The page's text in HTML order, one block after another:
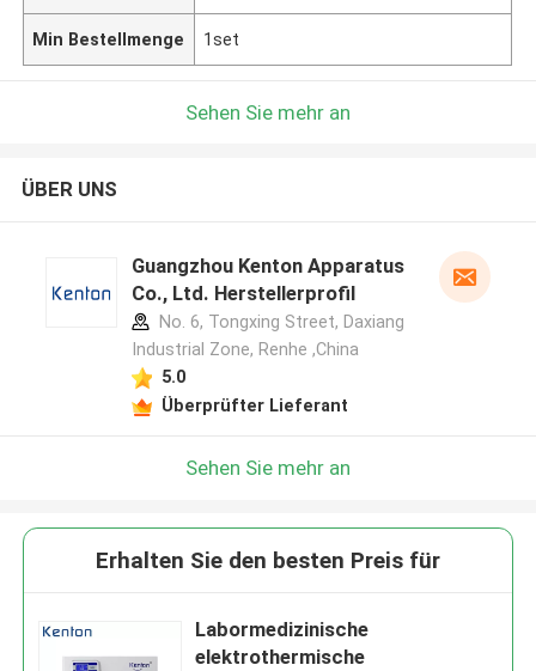
Min Bestellmenge 1set
Sehen Sie mehr an
ÜBER UNS
Guangzhou Kenton Apparatus
Co., Ltd. Herstellerprofil
No. 6, Tongxing Street, Daxiang
Industrial Zone, Renhe ,China
5.0
Überprüfter Lieferant
Sehen Sie mehr an
Erhalten Sie den besten Preis für
Labormedizinische
elektrothermische